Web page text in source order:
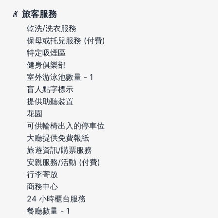
旅客服務
乾洗/洗衣服務
保母或托兒服務 (付費)
特定吸煙區
健身俱樂部
室外游泳池數量 - 1
盲人點字標示
提供助聽裝置
花園
可供輪椅出入的停車位
大廳提供免費報紙
旅遊資訊/購票服務
安親服務/活動 (付費)
行李寄放
商務中心
24 小時櫃台服務
餐廳數量 - 1